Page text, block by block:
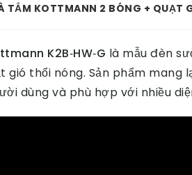
TẮM KOTTMANN 2 BÓNG + QUẠT
K2B‑HW‑G là mẫu đèn
gió thổi nóng. Sản phẩm mang
dùng và phù hợp với nhiều